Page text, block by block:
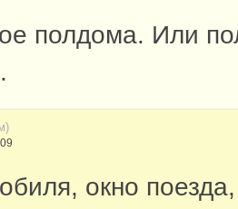
полдома. Или
окно